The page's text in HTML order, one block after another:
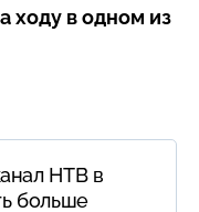
ходу в одном из
НТВ в
больше